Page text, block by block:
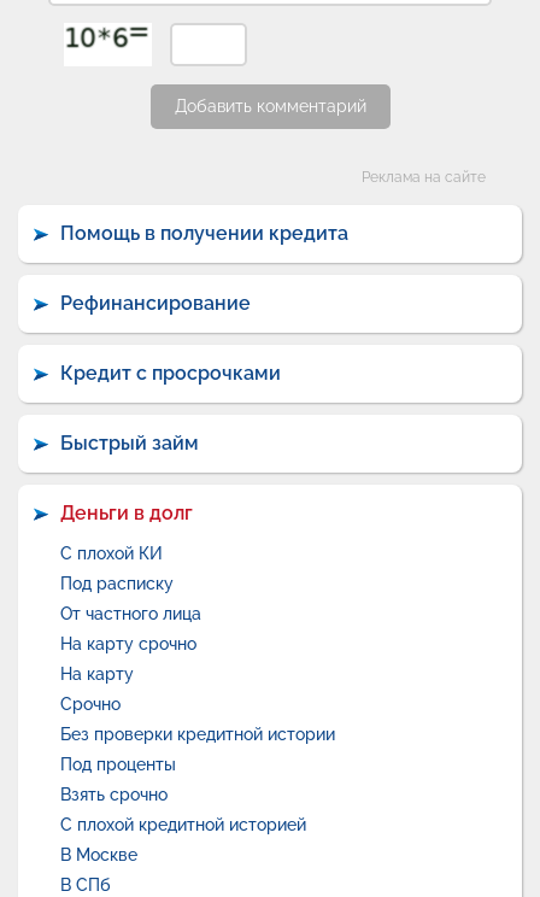
Добавить комментарий
Реклама на сайте
Помощь в получении кредита
Рефинансирование
Кредит с просрочками
Быстрый займ
Деньги в долг
С плохой КИ
Под расписку
От частного лица
На карту срочно
На карту
Срочно
Без проверки кредитной истории
Под проценты
Взять срочно
С плохой кредитной историей
В Москве
В СПб